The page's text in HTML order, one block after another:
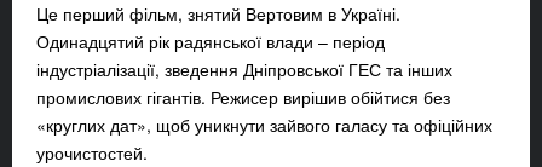
Це перший фільм, знятий Вертовим в Україні.
Одинадцятий рік радянської влади – період
індустріалізації, зведення Дніпровської ГЕС та інших
промислових гігантів. Режисер вирішив обійтися без
«круглих дат», щоб уникнути зайвого галасу та офіційних
урочистостей.